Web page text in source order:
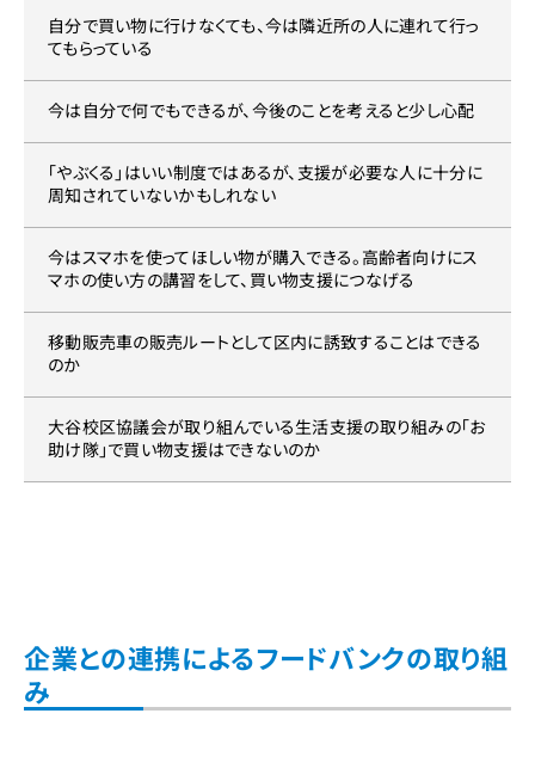
自分で買い物に行けなくても、今は隣近所の人に連れて行っ
てもらっている
今は自分で何でもできるが、今後のことを考えると少し心配
「やぶくる」はいい制度ではあるが、支援が必要な人に十分に
周知されていないかもしれない
今はスマホを使ってほしい物が購入できる。高齢者向けにス
マホの使い方の講習をして、買い物支援につなげる
移動販売車の販売ルートとして区内に誘致することはできる
のか
大谷校区協議会が取り組んでいる生活支援の取り組みの「お
助け隊」で買い物支援はできないのか
企業との連携によるフードバンクの取り組
み